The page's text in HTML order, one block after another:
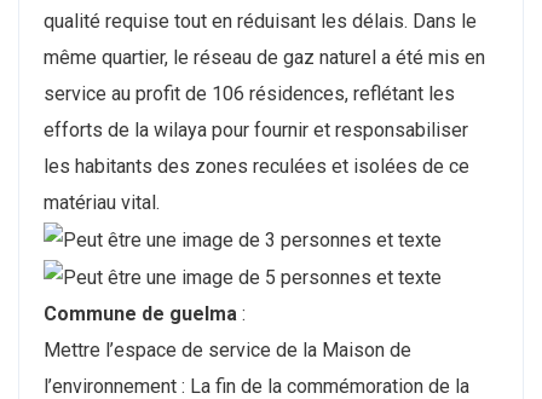
qualité requise tout en réduisant les délais. Dans le
même quartier, le réseau de gaz naturel a été mis en
service au profit de 106 résidences, reflétant les
efforts de la wilaya pour fournir et responsabiliser
les habitants des zones reculées et isolées de ce
matériau vital.
Commune de guelma :
Mettre l’espace de service de la Maison de
l’environnement : La fin de la commémoration de la